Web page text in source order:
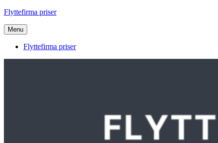
Videre
indhold
Flyttefirma priser
Menu
Flyttefirma priser